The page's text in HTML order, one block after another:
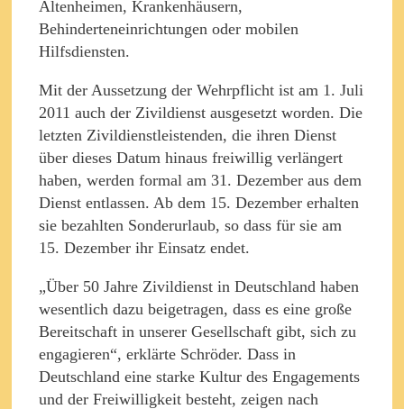
Altenheimen, Krankenhäusern,
Behinderteneinrichtungen oder mobilen
Hilfsdiensten.
Mit der Aussetzung der Wehrpflicht ist am 1. Juli
2011 auch der Zivildienst ausgesetzt worden. Die
letzten Zivildienstleistenden, die ihren Dienst
über dieses Datum hinaus freiwillig verlängert
haben, werden formal am 31. Dezember aus dem
Dienst entlassen. Ab dem 15. Dezember erhalten
sie bezahlten Sonderurlaub, so dass für sie am
15. Dezember ihr Einsatz endet.
„Über 50 Jahre Zivildienst in Deutschland haben
wesentlich dazu beigetragen, dass es eine große
Bereitschaft in unserer Gesellschaft gibt, sich zu
engagieren“, erklärte Schröder. Dass in
Deutschland eine starke Kultur des Engagements
und der Freiwilligkeit besteht, zeigen nach